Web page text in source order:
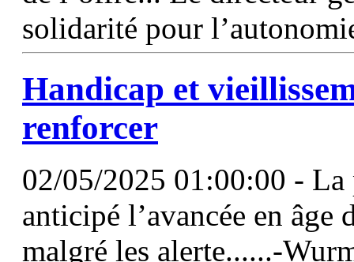
solidarité pour
Handicap et
renforcer
02/05/2025 01:00:00 - La
anticipé l’avancée en âge
malgré les alerte......-